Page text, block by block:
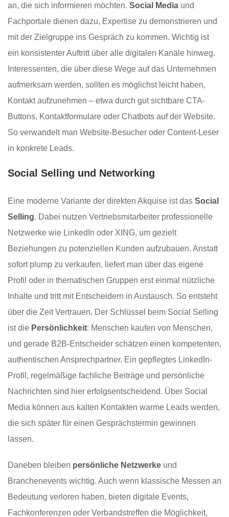
an, die sich informieren möchten. Social Media und
Fachportale dienen dazu, Expertise zu demonstrieren und
mit der Zielgruppe ins Gespräch zu kommen. Wichtig ist
ein konsistenter Auftritt über alle digitalen Kanäle hinweg.
Interessenten, die über diese Wege auf das Unternehmen
aufmerksam werden, sollten es möglichst leicht haben,
Kontakt aufzunehmen – etwa durch gut sichtbare CTA-
Buttons, Kontaktformulare oder Chatbots auf der Website.
So verwandelt man Website-Besucher oder Content-Leser
in konkrete Leads.
Social Selling und Networking
Eine moderne Variante der direkten Akquise ist das Social
Selling. Dabei nutzen Vertriebsmitarbeiter professionelle
Netzwerke wie LinkedIn oder XING, um gezielt
Beziehungen zu potenziellen Kunden aufzubauen. Anstatt
sofort plump zu verkaufen, liefert man über das eigene
Profil oder in thematischen Gruppen erst einmal nützliche
Inhalte und tritt mit Entscheidern in Austausch. So entsteht
über die Zeit Vertrauen. Der Schlüssel beim Social Selling
ist die Persönlichkeit: Menschen kaufen von Menschen,
und gerade B2B-Entscheider schätzen einen kompetenten,
authentischen Ansprechpartner. Ein gepflegtes LinkedIn-
Profil, regelmäßige fachliche Beiträge und persönliche
Nachrichten sind hier erfolgsentscheidend. Über Social
Media können aus kalten Kontakten warme Leads werden,
die sich später für einen Gesprächstermin gewinnen
lassen.
Daneben bleiben persönliche Netzwerke und
Branchenevents wichtig. Auch wenn klassische Messen an
Bedeutung verloren haben, bieten digitale Events,
Fachkonferenzen oder Verbandstreffen die Möglichkeit,